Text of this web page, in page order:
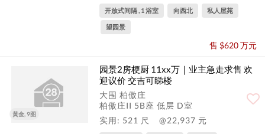
开放式间隔 , 1 浴室 向西北 私人屋苑
望园景
售 $620 万元
黄金, 9图
园景2房梗厨 11xx万｜业主急走求售 欢
迎议价 交吉可睇楼
大围 柏傲庄
柏傲庄II 5B座 低层 D室
实用: 521 尺
@22,937 元